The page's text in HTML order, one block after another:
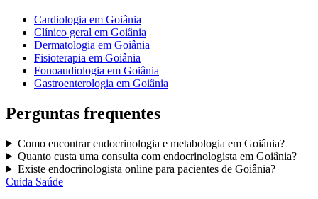
Cardiologia em Goiânia
Clínico geral em Goiânia
Dermatologia em Goiânia
Fisioterapia em Goiânia
Fonoaudiologia em Goiânia
Gastroenterologia em Goiânia
Perguntas frequentes
Como encontrarendocrinologia e metabologia em Goiânia?
Quanto custa uma consulta com endocrinologista em Goiânia?
Existe endocrinologista online para pacientes de Goiânia?
Cuida Saúde